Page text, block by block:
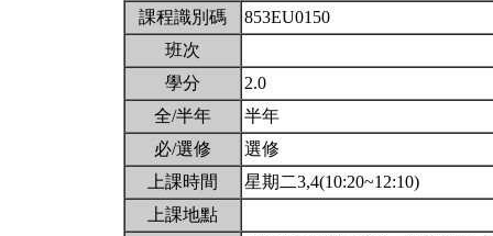
課程識別碼
853EU0150
班次
學分
2.0
全/半年
半年
必/選修
選修
上課時間
星期二3,4(10:20~12:10)
上課地點